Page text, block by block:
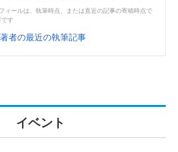
ィールは、執筆時点、または直近の記事の寄稿時点で
す
者の最近の執筆記事
イベント